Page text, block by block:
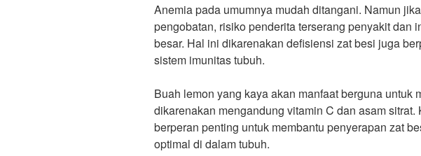
Anemia pada umumnya mudah ditangani. Namun
pengobatan, risiko penderita terserang penyakit dan
besar. Hal ini dikarenakan defisiensi zat besi juga
sistem imunitas tubuh.
Buah lemon yang kaya akan manfaat berguna untuk
dikarenakan mengandung vitamin C dan asam sitrat.
berperan penting untuk membantu penyerapan zat
optimal di dalam tubuh.